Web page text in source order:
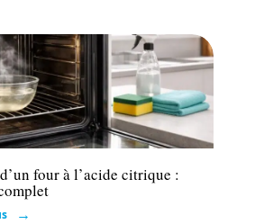
four à l’acide citrique :